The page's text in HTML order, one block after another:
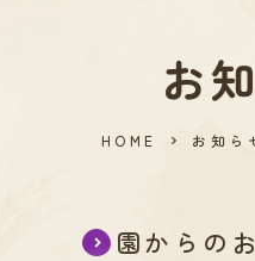
お
HOME お知ら
園からの